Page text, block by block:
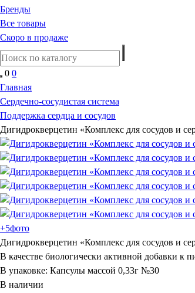
Бренды
Все товары
Скоро в продаже
0 0
Главная
Сердечно-сосудистая система
Поддержка сердца и сосудов
Дигидрокверцетин «Комплекс для сосудов и
+5фото
Дигидрокверцетин «Комплекс для сосудов и
В качестве биологически активной добавки к
В упаковке: Капсулы массой 0,33г №30
В наличии